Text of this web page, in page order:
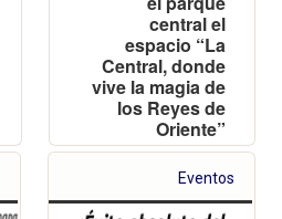
central el
espacio “La
Central, donde
vive la magia de
los Reyes de
Oriente”
Eventos